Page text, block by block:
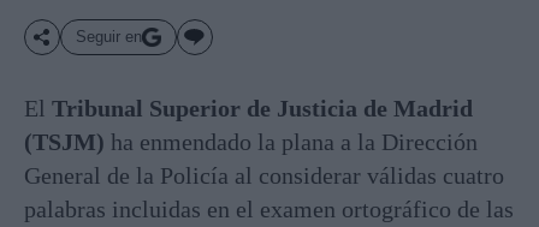
Seguir en
El Tribunal Superior de Justicia de Madrid
(TSJM) ha enmendado la plana a la Dirección
General de la Policía al considerar válidas cuatro
palabras incluidas en el examen ortográfico de las